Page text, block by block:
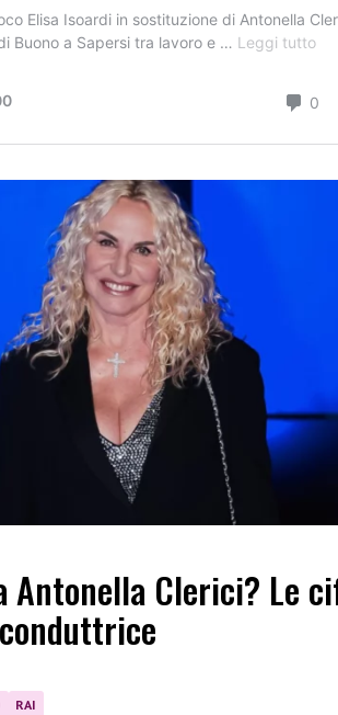
Antonella Clerici? Le
RAI